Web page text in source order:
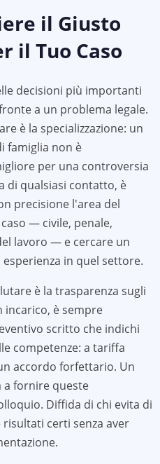
il Giusto
il Tuo Caso
decisioni più importanti
a un problema legale.
è la specializzazione: un
famiglia non è
per una controversia
di qualsiasi contatto, è
precisione l'area del
— civile, penale,
lavoro — e cercare un
in quel settore.
è la trasparenza sugli
è sempre
scritto che indichi
competenze: a tariffa
accordo forfettario. Un
a fornire queste
Diffida di chi evita di
certi senza aver